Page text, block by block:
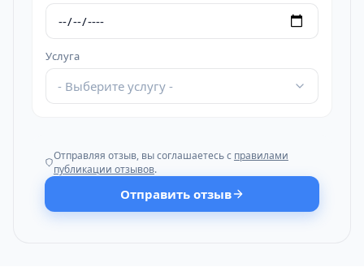
Услуга
- Выберите услугу -
Отправляя отзыв, вы соглашаетесь с правилами
публикации отзывов.
Отправить отзыв